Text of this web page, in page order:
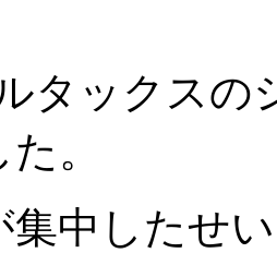
タックスの
。
集中したせ